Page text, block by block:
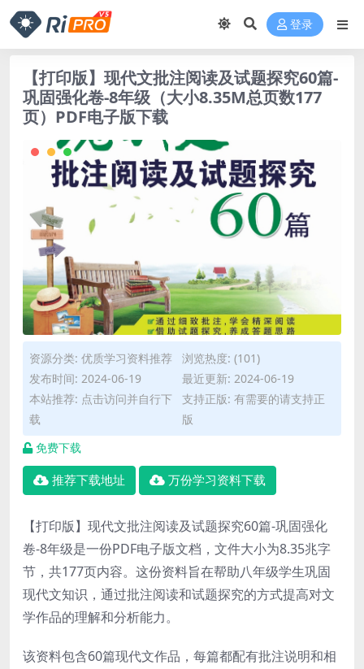
登录
【打印版】现代文批注阅读及试题探究60篇-
巩固强化卷-8年级（大小8.35M总页数177
页）PDF电子版下载
资源分类: 优质学习资料推荐
浏览热度: (101)
发布时间: 2024-06-19
最近更新: 2024-06-19
本站推荐: 点击访问并自行下
载
支持正版: 有需要的请支持正
版
免费下载
推荐下载地址 万份学习资料下载
【打印版】现代文批注阅读及试题探究60篇-巩固强化
卷-8年级是一份PDF电子版文档，文件大小为8.35兆字
节，共177页内容。这份资料旨在帮助八年级学生巩固
现代文知识，通过批注阅读和试题探究的方式提高对文
学作品的理解和分析能力。
该资料包含60篇现代文作品，每篇都配有批注说明和相